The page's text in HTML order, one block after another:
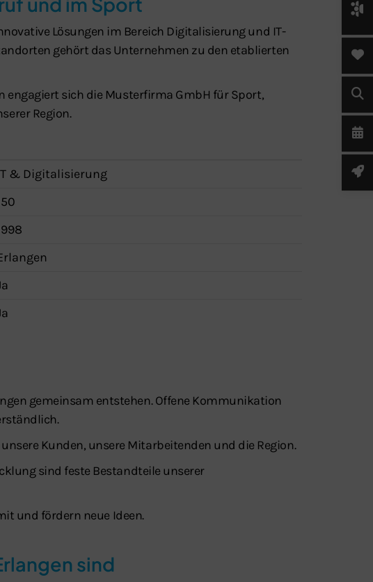
Lösungen im Bereich Digitalisierung und IT-
gehört das Unternehmen zu den etablierten
engagiert sich die Musterfirma GmbH für Sport,
Region.
& Digitalisierung
gemeinsam entstehen. Offene Kommunikation
Kunden, unsere Mitarbeitenden und die Region.
sind feste Bestandteile unserer
und fördern neue Ideen.
sind